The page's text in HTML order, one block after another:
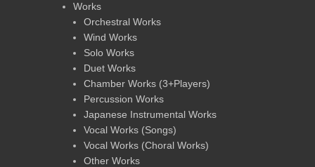
Works
Orchestral Works
Wind Works
Solo Works
Duet Works
Chamber Works (3+Players)
Percussion Works
Japanese Instrumental Works
Vocal Works (Songs)
Vocal Works (Choral Works)
Other Works